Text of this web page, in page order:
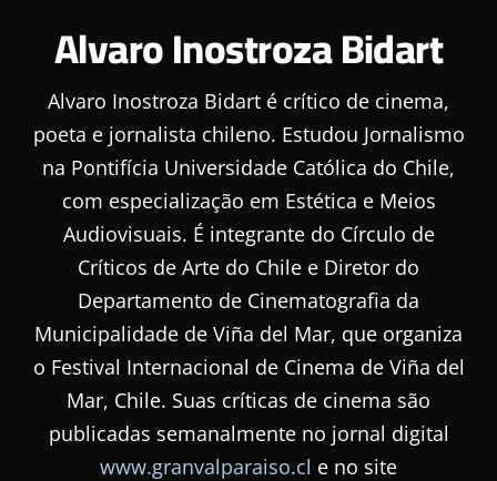
Alvaro Inostroza Bidart
Alvaro Inostroza Bidart é crítico de cinema,
poeta e jornalista chileno. Estudou Jornalismo
na Pontifícia Universidade Católica do Chile,
com especialização em Estética e Meios
Audiovisuais. É integrante do Círculo de
Críticos de Arte do Chile e Diretor do
Departamento de Cinematografia da
Municipalidade de Viña del Mar, que organiza
o Festival Internacional de Cinema de Viña del
Mar, Chile. Suas críticas de cinema são
publicadas semanalmente no jornal digital
www.granvalparaiso.cl e no site